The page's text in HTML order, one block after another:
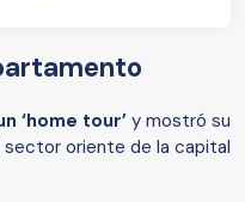
‘home tour’y mostró su
oriente de la capital